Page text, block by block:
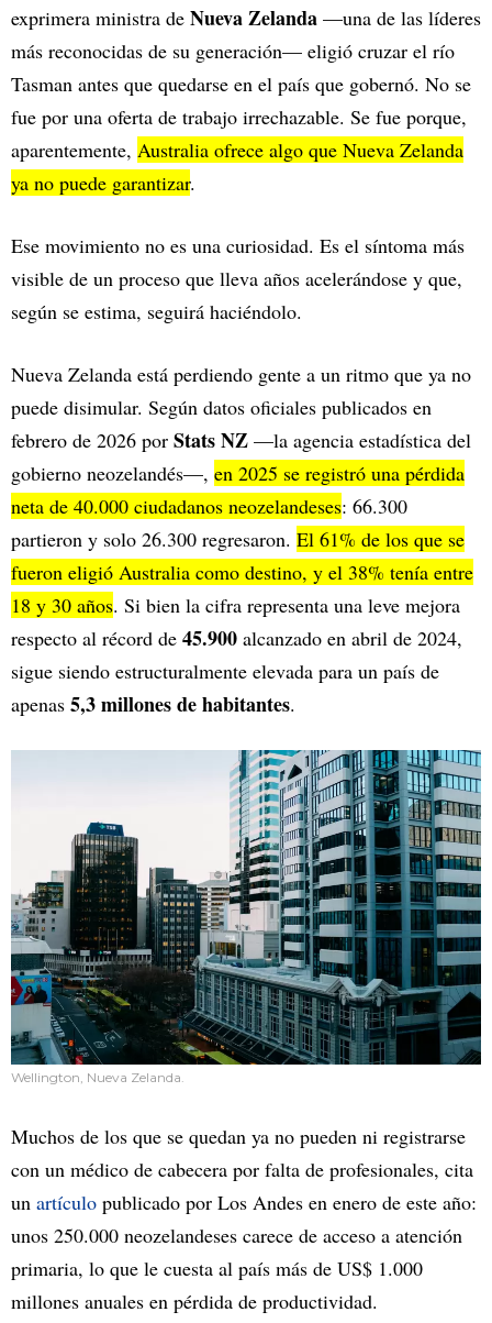
exprimera ministra de Nueva Zelanda —una de las líderes
más reconocidas de su generación— eligió cruzar el río
Tasman antes que quedarse en el país que gobernó. No se
fue por una oferta de trabajo irrechazable. Se fue porque,
aparentemente, Australia ofrece algo que Nueva Zelanda
ya no puede garantizar.
Ese movimiento no es una curiosidad. Es el síntoma más
visible de un proceso que lleva años acelerándose y que,
según se estima, seguirá haciéndolo.
Nueva Zelanda está perdiendo gente a un ritmo que ya no
puede disimular. Según datos oficiales publicados en
febrero de 2026 por Stats NZ —la agencia estadística del
gobierno neozelandés—, en 2025 se registró una pérdida
neta de 40.000 ciudadanos neozelandeses: 66.300
partieron y solo 26.300 regresaron. El 61% de los que se
fueron eligió Australia como destino, y el 38% tenía entre
18 y 30 años. Si bien la cifra representa una leve mejora
respecto al récord de 45.900 alcanzado en abril de 2024,
sigue siendo estructuralmente elevada para un país de
apenas 5,3 millones de habitantes.
Wellington, Nueva Zelanda.
Muchos de los que se quedan ya no pueden ni registrarse
con un médico de cabecera por falta de profesionales, cita
un artículo publicado por Los Andes en enero de este año:
unos 250.000 neozelandeses carece de acceso a atención
primaria, lo que le cuesta al país más de US$ 1.000
millones anuales en pérdida de productividad.